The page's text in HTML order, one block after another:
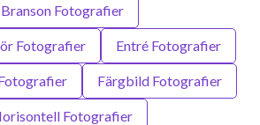
Branson Fotografier
Fotografier Entré Fotografier
Färgbild Fotografier
Fotografier